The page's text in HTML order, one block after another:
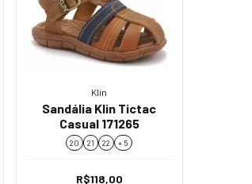
Klin
Sandália Klin Tictac
Casual 171265
20 21 22 + 5
R$118,00